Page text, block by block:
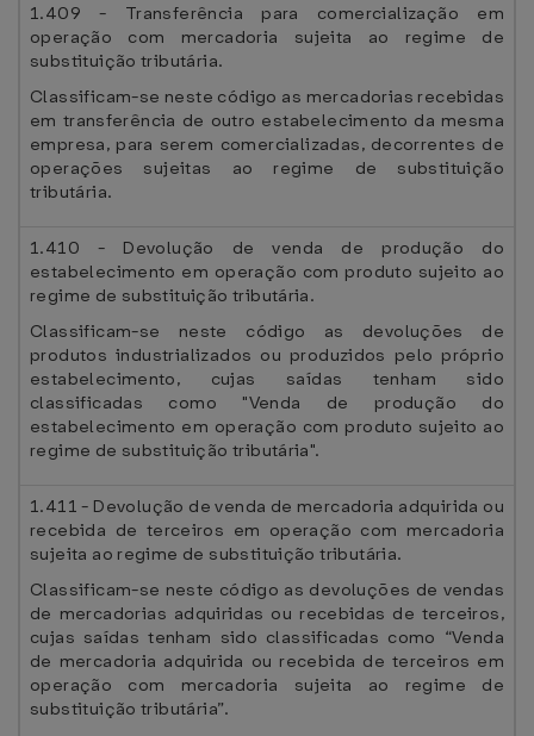
1.409 - Transferência para comercialização em
operação com mercadoria sujeita ao regime de
substituição tributária.
Classificam-se neste código as mercadorias recebidas
em transferência de outro estabelecimento da mesma
empresa, para serem comercializadas, decorrentes de
operações sujeitas ao regime de substituição
tributária.
1.410 - Devolução de venda de produção do
estabelecimento em operação com produto sujeito ao
regime de substituição tributária.
Classificam-se neste código as devoluções de
produtos industrializados ou produzidos pelo próprio
estabelecimento, cujas saídas tenham sido
classificadas como "Venda de produção do
estabelecimento em operação com produto sujeito ao
regime de substituição tributária".
1.411 - Devolução de venda de mercadoria adquirida ou
recebida de terceiros em operação com mercadoria
sujeita ao regime de substituição tributária.
Classificam-se neste código as devoluções de vendas
de mercadorias adquiridas ou recebidas de terceiros,
cujas saídas tenham sido classificadas como “Venda
de mercadoria adquirida ou recebida de terceiros em
operação com mercadoria sujeita ao regime de
substituição tributária”.